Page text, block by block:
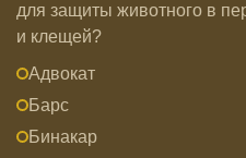
для защиты животного в
и клещей?
Адвокат
Барс
Бинакар